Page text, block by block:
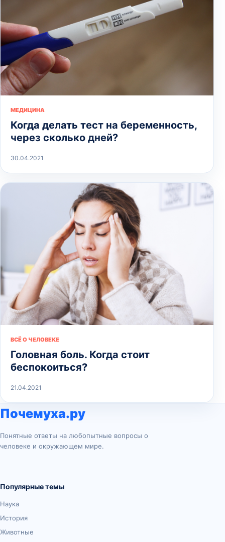
МЕДИЦИНА
Когда делать тест на беременность,
через сколько дней?
30.04.2021
ВСЁ О ЧЕЛОВЕКЕ
Головная боль. Когда стоит
беспокоиться?
21.04.2021
Почемуха.ру
Понятные ответы на любопытные вопросы о
человеке и окружающем мире.
Популярные темы
Наука
История
Животные